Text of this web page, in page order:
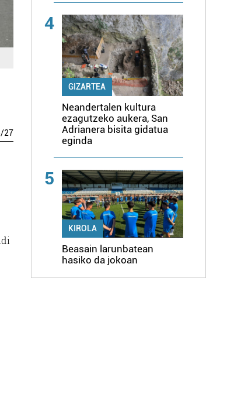
/27
4
GIZARTEA
Neandertalen kultura
ezagutzeko aukera, San
Adrianera bisita gidatua
eginda
5
KIROLA
Beasain larunbatean
hasiko da jokoan